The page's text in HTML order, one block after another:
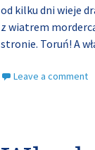
od kilku dni wieje
z wiatrem
stronie. Toruń! A
Leave a comment